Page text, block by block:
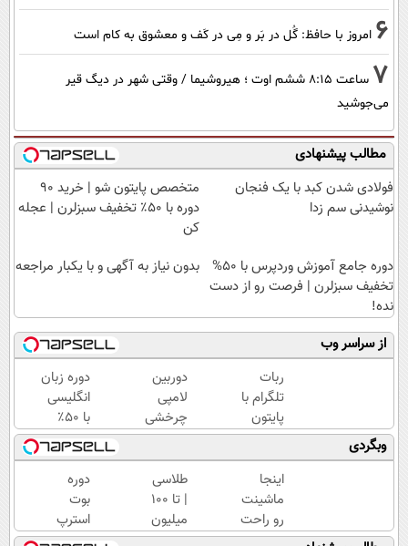
6 امروز با حافظ: گُل در بَر و مِی در کَف و معشوق به کام است
7
ساعت ۸:۱۵ ششم اوت ؛ هیروشیما / وقتی شهر در دیگ قیر
می‌جوشید
مطالب پیشنهادی
فولادی شدن کبد با یک فنجان
نوشیدنی سم زدا
متخصص پایتون شو | خرید 90
دوره با ۵۰٪ تخفیف سبزلرن | عجله
کن
دوره جامع آموزش وردپرس با ۵۰%
تخفیف سبزلرن | فرصت رو از دست
نده!
بدون نیاز به آگهی و با یکبار مراجعه
از سراسر وب
ربات
تلگرام با
پایتون
بساز |
۵۰٪
تخفیف
دوره‌های
برنامه
نویسی
دوربین
لامپی
چرخشی
360
درجه
فقط
امروز
حراج
شد🔥
دوره زبان
انگلیسی
با ۵۰٪
تخفیف
مخصوص
برنامه
نویسان |
ثبت نام
کن
وبگردی
اینجا
ماشینت
رو راحت
بفروش (
طلاسی
| تا 100
میلیون
وام
دوره
بوت
استرپ
با ۵۰٪